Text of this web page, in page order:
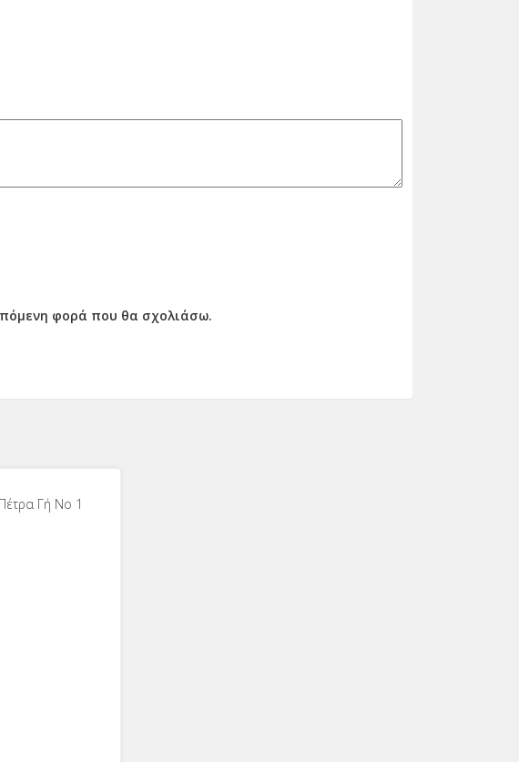
φορά που θα σχολιάσω.
Γή No 1